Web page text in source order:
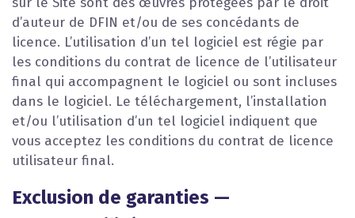
d’auteur de DFIN et/ou de ses concédants de
licence. L’utilisation d’un tel logiciel est régie par
les conditions du contrat de licence de l’utilisateur
final qui accompagnent le logiciel ou sont incluses
dans le logiciel. Le téléchargement, l’installation
et/ou l’utilisation d’un tel logiciel indiquent que
vous acceptez les conditions du contrat de licence
utilisateur final.
Exclusion de garanties —